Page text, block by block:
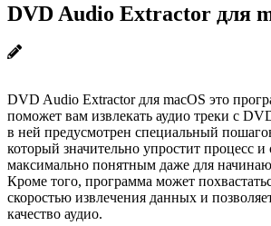
DVD Audio Extractor для
DVD Audio Extractor для macOS это
поможет вам извлекать аудио треки с
в ней предусмотрен специальный
который значительно упростит процесс и
максимально понятным даже для
Кроме того, программа может
скоростью извлечения данных и
качество аудио.